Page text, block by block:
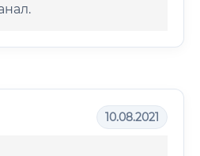
10.08.2021